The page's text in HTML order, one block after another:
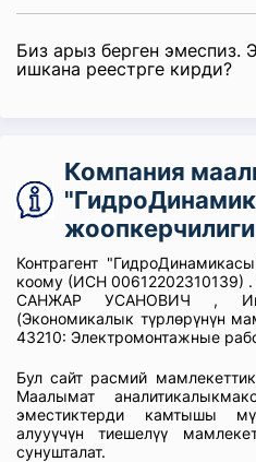
Биз арыз берген эмеспиз.
ишкана реестрге кирди?
Компания
Контрагент
коому (ИСН
САНЖАР УСАНОВИЧ ,
(Экономикалык түрлөрүнүн
43210: Электромонтажные
Бул сайт расмий
Маалымат
эместиктерди камтышы
алууүчүн тиешелүү
сунушталат.